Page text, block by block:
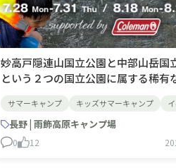
妙高戸隠連山国立公園と中部山岳国
という２つの国立公園に属する稀有
けで力を合わせて様々なアクティビ
チャレンジするキッズサマーキャン
飾高原キャンプ場で開催します！な
サマーキャンプ キッズサマーキャンプ
長野 | 雨飾高原キャンプ場
0 12